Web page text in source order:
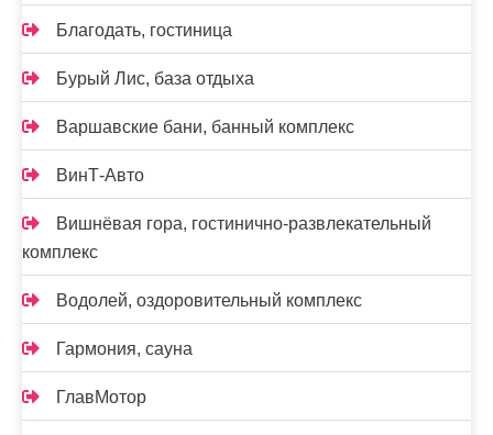
Благодать, гостиница
Бурый Лис, база отдыха
Варшавские бани, банный комплекс
ВинТ-Авто
Вишнёвая гора, гостинично-развлекательный
комплекс
Водолей, оздоровительный комплекс
Гармония, сауна
ГлавМотор